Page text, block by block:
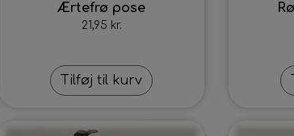
Ærtefrø pose
21,95 kr.
Tilføj til kurv